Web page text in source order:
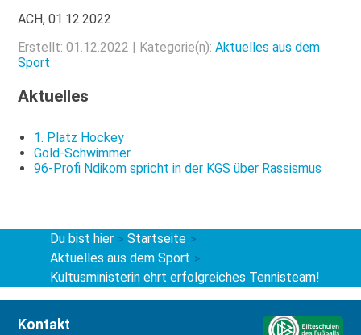
ACH, 01.12.2022
Erstellt: 01.12.2022 | Kategorie(n):Aktuelles aus dem
Sport
Aktuelles
1. Platz Hockey
Gold-Schwimmer
96-Profi Ndikom spricht in der KGS über Rassismus
Du bist hier > Startseite >
Aktuelles aus dem Sport >
Kultusministerin ehrt erfolgreiches Tennisteam!
Kontakt